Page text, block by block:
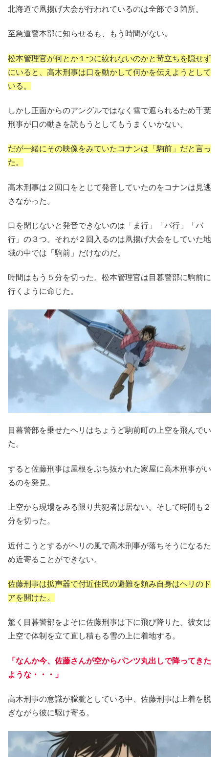
北海道で凧揚げ大会が行われているのは全部で３箇所。
至急道警本部に知らせるも、もう時間がない。
松本管理官が何とか１つに絞れないのかと苛立ちを隠せず
にいると、高木刑事は口を動かして何かを伝えようとして
いる。
しかし正面からのアングルではなく雪で遮られるため千葉
刑事が口の動きを読もうとしてもうまくいかない。
だが一緒にその映像をみていたコナンは「駒前」だと言っ
た。
高木刑事は２回口をとじて発音していたのをコナンは見逃
さなかった。
口を閉じないと発音できないのは「ま行」「パ行」「バ
行」の３つ。それが２回入るのは凧揚げ大会をしていた地
域の中では「駒前」だけなのだ。
時間はもう５分を切った。松本管理官は目暮警部に駒前に
行くように命じた。
目暮警部を乗せたヘリはちょうど駒前町の上空を飛んでい
た。
すると佐藤刑事は屋根をぶち抜かれた家屋に高木刑事がい
るのを発見。
上空から現場をみる限り共犯者は居ない。そして時間も２
分を切った。
近付こうとするがヘリの風で高木刑事が落ちそうになるた
め近寄ることができない。
佐藤刑事は拡声器で付近住民の避難を頼み自身はヘリのド
アを開けた。
驚く目暮警部をよそに佐藤刑事は下に飛び降りた。彼女は
上空で体制を立て直し積もる雪の上に着地する。
「なんか今、佐藤さんが空からパンツ丸出しで降ってきた
ような・・・」
高木刑事の意識が朦朧としている中、佐藤刑事は上着を脱
ぎながら彼に駆け寄る。